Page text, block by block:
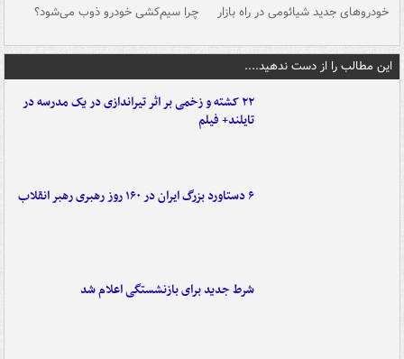
خودروهای جدید شیائومی در راه بازار چرا سیم‌کشی خودرو ذوب می‌شود؟
این مطالب را از دست ندهید....
۲۲ کشته و زخمی بر اثر تیراندازی در یک مدرسه در
تایلند+ فیلم
۶ دستاورد بزرگ ایران در ۱۶۰ روز رهبری رهبر انقلاب
شرط جدید برای بازنشستگی اعلام شد